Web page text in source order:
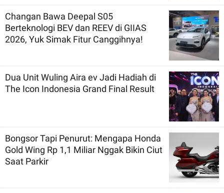
Changan Bawa Deepal S05
Berteknologi BEV dan REEV di GIIAS
2026, Yuk Simak Fitur Canggihnya!
Dua Unit Wuling Aira ev Jadi Hadiah di
The Icon Indonesia Grand Final Result
Bongsor Tapi Penurut: Mengapa Honda
Gold Wing Rp 1,1 Miliar Nggak Bikin Ciut
Saat Parkir